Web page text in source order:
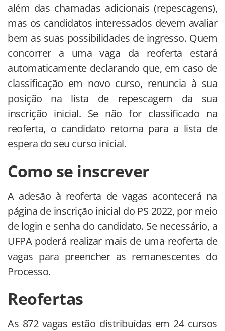
além das chamadas adicionais (repescagens),
mas os candidatos interessados devem avaliar
bem as suas possibilidades de ingresso. Quem
concorrer a uma vaga da reoferta estará
automaticamente declarando que, em caso de
classificação em novo curso, renuncia à sua
posição na lista de repescagem da sua
inscrição inicial. Se não for classificado na
reoferta, o candidato retorna para a lista de
espera do seu curso inicial.
Como se inscrever
A adesão à reoferta de vagas acontecerá na
página de inscrição inicial do PS 2022, por meio
de login e senha do candidato. Se necessário, a
UFPA poderá realizar mais de uma reoferta de
vagas para preencher as remanescentes do
Processo.
Reofertas
As 872 vagas estão distribuídas em 24 cursos